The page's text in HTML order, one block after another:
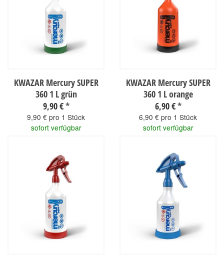
KWAZAR Mercury SUPER
360 1 L grün
9,90 €*
9,90 € pro 1 Stück
sofort verfügbar
KWAZAR Mercury SUPER
360 1 L orange
6,90 €*
6,90 € pro 1 Stück
sofort verfügbar